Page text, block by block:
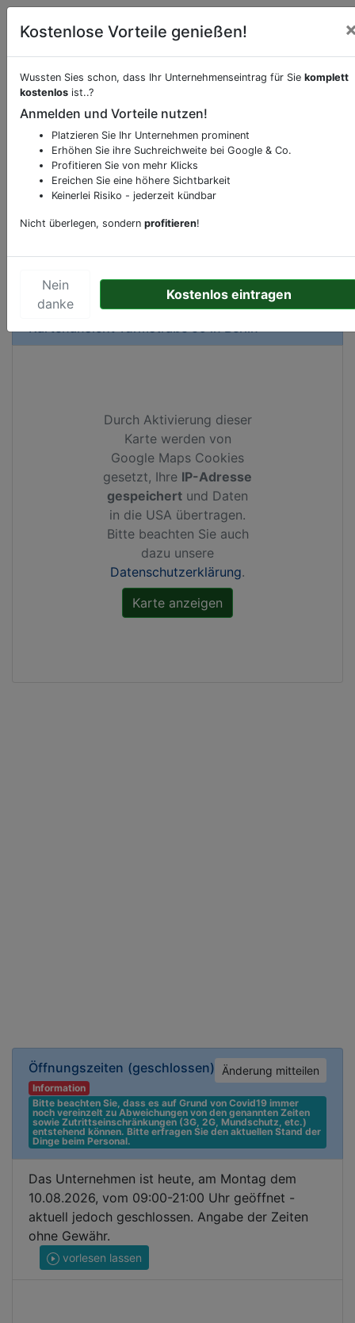
Öffnungszeiten (geschlossen) Änderung mitteilen
Information
Bitte beachten Sie, dass es auf Grund von Covid19 immer
noch vereinzelt zu Abweichungen von den genannten Zeiten
sowie Zutrittseinschränkungen (3G, 2G, Mundschutz, etc.)
entstehend können. Bitte erfragen Sie den aktuellen Stand der
Dinge beim Personal.
Das Unternehmen ist heute, am Montag dem
10.08.2026, vom 09:00-21:00 Uhr geöffnet -
aktuell jedoch geschlossen. Angabe der Zeiten
ohne Gewähr.
vorlesen lassen
Beschreibung & Services von
Sie möchten eine Beschreibung, Dienstleistung
oder andere relevante Informationen hinzufügen?
Klicken Sie bittehierum uns zu kontaktieren.
Gerne erweitern wir Ihren Firmeneintrag um
Ihr Unternehmen anbietet und womit Sie sich von
KartenansichtTurmstraße 59inBerlin
Durch Aktivierung dieser
Karte werden von
Google Maps Cookies
gesetzt, Ihre IP-Adresse
gespeichert und Daten
in die USA übertragen.
Bitte beachten Sie auch
dazu unsere
Datenschutzerklärung.
Kostenlose Vorteile genießen!
Wussten Sies schon, dass Ihr Unternehmenseintrag für Sie komplett
kostenlos ist..?
Anmelden und Vorteile nutzen!
Platzieren Sie Ihr Unternehmen prominent
Erhöhen Sie ihre Suchreichweite bei Google & Co.
Profitieren Sie von mehr Klicks
Ereichen Sie eine höhere Sichtbarkeit
Keinerlei Risiko - jederzeit kündbar
Nicht überlegen, sondern profitieren!
Nein
danke
Kostenlos eintragen